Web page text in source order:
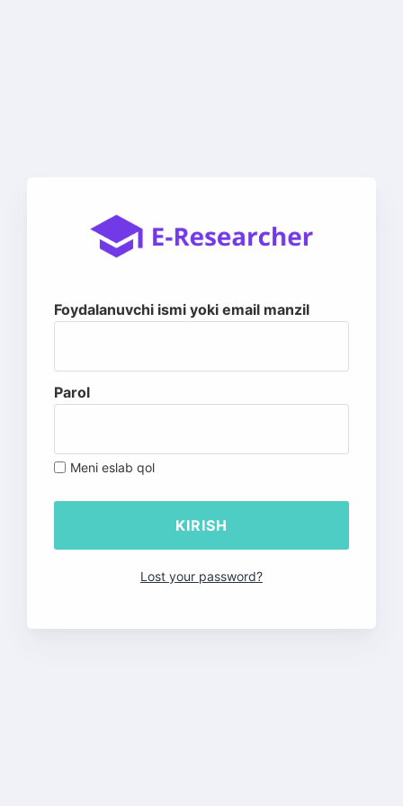
Foydalanuvchi ismi yoki email manzil
Parol
Meni eslab qol
Lost your password?